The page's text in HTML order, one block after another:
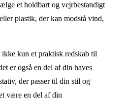
et holdbart og vejrbestandigt
plastik, der kan modstå vind,
ikke kun et praktisk redskab til
er også en del af din haves
der passer til din stil og
være en del af din